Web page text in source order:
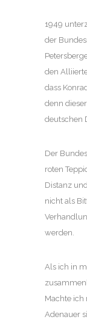
1949
der
den
dass
denn
deutschen
Der
roten
Distanz
nicht als
werden.
Als ich in
Machte ich
Adenauer